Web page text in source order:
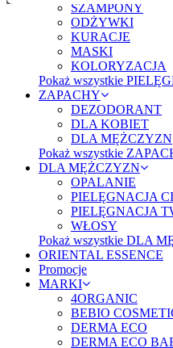
SZAMPONY
ODŻYWKI
KURACJE
MASKI
KOLORYZACJA
Pokaż wszystkie
ZAPACHY
DEZODORANT
DLA KOBIET
DLA MĘŻCZYZN
Pokaż wszystkie
DLA MĘŻCZYZN
OPALANIE
PIELĘGNACJA
PIELĘGNACJA
WŁOSY
Pokaż wszystkie DLA
ORIENTAL ESSENCE
Promocje
MARKI
4ORGANIC
BEBIO
DERMA ECO
DERMA ECO